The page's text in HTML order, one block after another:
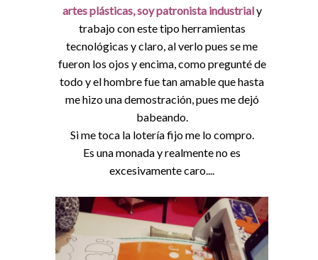
artes plásticas, soypatronista industrialy
trabajo con este tipo herramientas
tecnológicas y claro, al verlo pues se me
fueron los ojos y encima, como pregunté de
todo y el hombre fue tan amable que hasta
me hizo una demostración, pues me dejó
babeando.
Si me toca la lotería fijo me lo compro.
Es una monada y realmente no es
excesivamente caro....